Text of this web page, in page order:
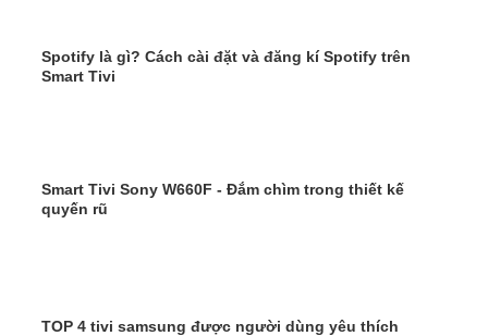
Spotify là gì? Cách cài đặt và đăng kí Spotify trên
Smart Tivi
Smart Tivi Sony W660F - Đắm chìm trong thiết kế
quyến rũ
TOP 4 tivi samsung được người dùng yêu thích